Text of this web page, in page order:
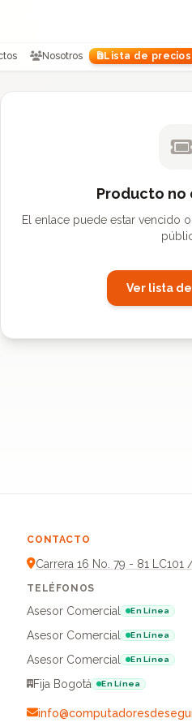
Nosotros Lista de precios
Producto no
El enlace puede estar vencido
Ver lista
CONTACTO
Carrera 16 No. 79 - 81 LC101
TELÉFONOS
Asesor Comercial En Línea
Asesor Comercial
En Línea
Asesor Comercial
En Línea
Fija Bogotá
En Línea